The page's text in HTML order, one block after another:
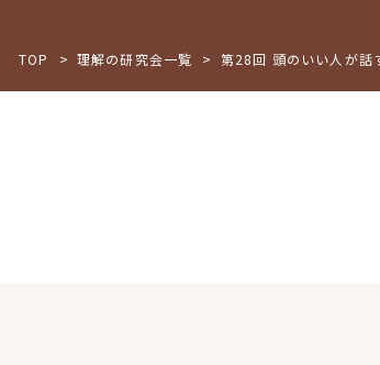
TOP 理解の研究会一覧 第28回 頭のいい人が話